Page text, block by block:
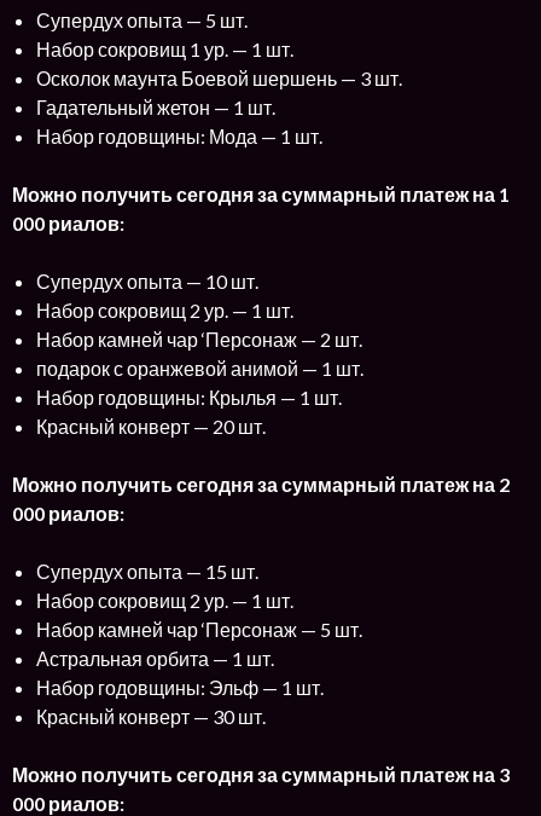
Супердух опыта — 5 шт.
Набор сокровищ 1 ур. — 1 шт.
Осколок маунта Боевой шершень — 3 шт.
Гадательный жетон — 1 шт.
Набор годовщины: Мода — 1 шт.
Можно получить сегодня за суммарный платеж на 1
000 риалов:
Супердух опыта — 10 шт.
Набор сокровищ 2 ур. — 1 шт.
Набор камней чар ‘Персонаж — 2 шт.
подарок с оранжевой анимой — 1 шт.
Набор годовщины: Крылья — 1 шт.
Красный конверт — 20 шт.
Можно получить сегодня за суммарный платеж на 2
000 риалов:
Супердух опыта — 15 шт.
Набор сокровищ 2 ур. — 1 шт.
Набор камней чар ‘Персонаж — 5 шт.
Астральная орбита — 1 шт.
Набор годовщины: Эльф — 1 шт.
Красный конверт — 30 шт.
Можно получить сегодня за суммарный платеж на 3
000 риалов: